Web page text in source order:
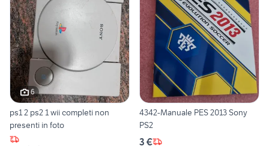
6
ps1 2 ps2 1 wii completi non
presenti in foto
4342-Manuale PES 2013 Sony
PS2
3 €